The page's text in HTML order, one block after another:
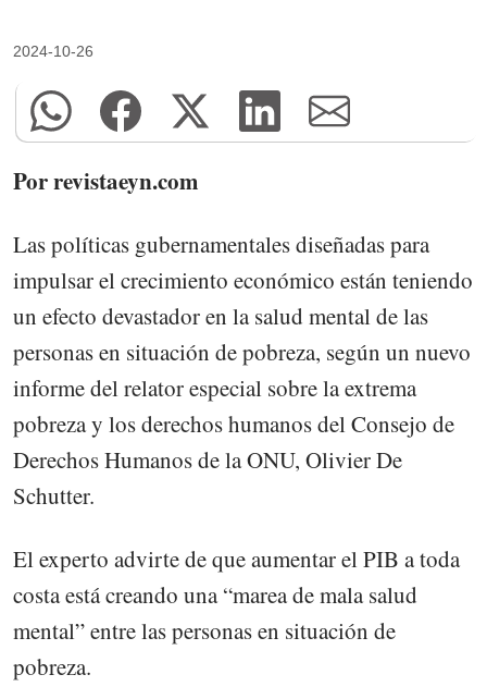
2024-10-26
Por revistaeyn.com
Las políticas gubernamentales diseñadas para
impulsar el crecimiento económico están teniendo
un efecto devastador en la salud mental de las
personas en situación de pobreza, según un nuevo
informe del relator especial sobre la extrema
pobreza y los derechos humanos del Consejo de
Derechos Humanos de la ONU, Olivier De
Schutter.
El experto advirte de que aumentar el PIB a toda
costa está creando una “marea de mala salud
mental” entre las personas en situación de
pobreza.